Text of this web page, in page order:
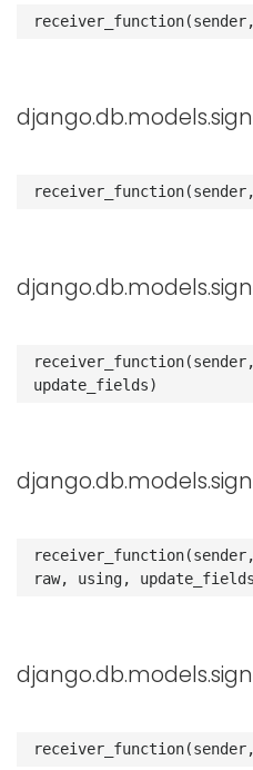
receiver_function(sender,
receiver_function(sender,
receiver_function(sender,
update_fields)
receiver_function(sender,
raw, using, update_fields
receiver_function(sender,